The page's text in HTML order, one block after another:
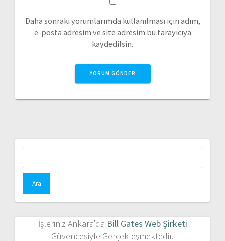
Daha sonraki yorumlarımda kullanılması için adım,
e-posta adresim ve site adresim bu tarayıcıya
kaydedilsin.
İşleriniz Ankara'da Bill Gates Web Şirketi
Güvencesiyle Gerçekleşmektedir.